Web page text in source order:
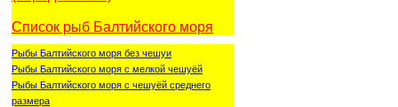
Список рыб Балтийского моря
Рыбы Балтийского моря без чешуи
Рыбы Балтийского моря с мелкой чешуёй
Рыбы Балтийского моря с чешуёй среднего
размера